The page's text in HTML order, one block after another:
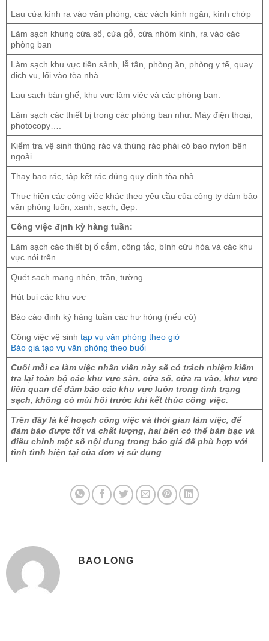
Lau cửa kính ra vào văn phòng, các vách kính ngăn, kính chớp
Làm sạch khung cửa sổ, cửa gỗ, cửa nhôm kính, ra vào các
phòng ban
Làm sạch khu vực tiền sảnh, lễ tân, phòng ăn, phòng y tế, quay
dịch vụ, lối vào tòa nhà
Lau sạch bàn ghế, khu vực làm việc và các phòng ban.
Làm sạch các thiết bị trong các phòng ban như: Máy điện thoại,
photocopy….
Kiểm tra vệ sinh thùng rác và thùng rác phải có bao nylon bên
ngoài
Thay bao rác, tập kết rác đúng quy định tòa nhà.
Thực hiện các công việc khác theo yêu cầu của công ty đảm bảo
văn phòng luôn, xanh, sạch, đẹp.
Công việc định kỳ hàng tuần:
Làm sạch các thiết bị ổ cắm, công tắc, bình cứu hỏa và các khu
vực nói trên.
Quét sạch mạng nhện, trần, tường.
Hút bụi các khu vực
Báo cáo định kỳ hàng tuần các hư hỏng (nếu có)
Công việc vệ sinhtạp vụ văn phòng theo giờ
Báo giá tạp vụ văn phòng theo buổi
Cuối mỗi ca làm việc nhân viên này sẽ có trách nhiệm kiểm
tra lại toàn bộ các khu vực sàn, cửa sổ, cửa ra vào, khu vực
liên quan để đảm bảo các khu vực luôn trong tình trạng
sạch, không có mùi hôi trước khi kết thúc công việc.
Trên đây là kế hoạch công việc và thời gian làm việc, để
đảm bảo được tốt và chất lượng, hai bên có thể bàn bạc và
điều chỉnh một số nội dung trong báo giá để phù hợp với
tình tình hiện tại của đơn vị sử dụng
BAO LONG